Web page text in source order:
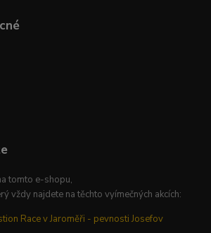
tomto e-shopu,
vždy najdete na těchto vyímečných akcích:
Race v Jaroměři - pevnosti Josefov